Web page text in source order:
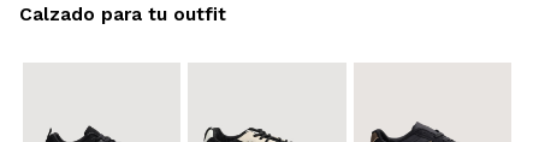
Calzado para tu outfit